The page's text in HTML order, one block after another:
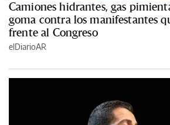
Camiones hidrantes, gas
goma contra los manifestantes
frente al Congreso
elDiarioAR